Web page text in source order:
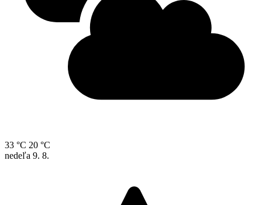
33 °C 20 °C
nedeľa 9. 8.